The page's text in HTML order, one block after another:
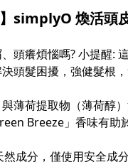
】simplyO 煥活頭
頭癢煩惱嗎? 小提醒:
頭髮困擾，強健髮根
薄荷提取物（薄荷醇
Breeze」香味有助
然成分，僅使用安全成